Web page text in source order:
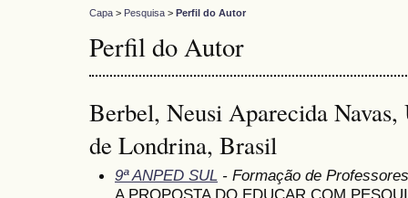
Capa > Pesquisa > Perfil do Autor
Perfil do Autor
Berbel, Neusi Aparecida Navas,
de Londrina, Brasil
9ª ANPED SUL - Formação de Professores
A PROPOSTA DO EDUCAR COM